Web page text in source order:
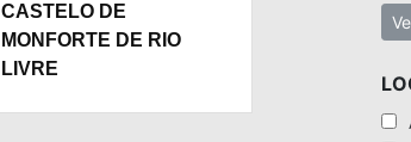
CASTELO DE
MONFORTE DE RIO
LIVRE